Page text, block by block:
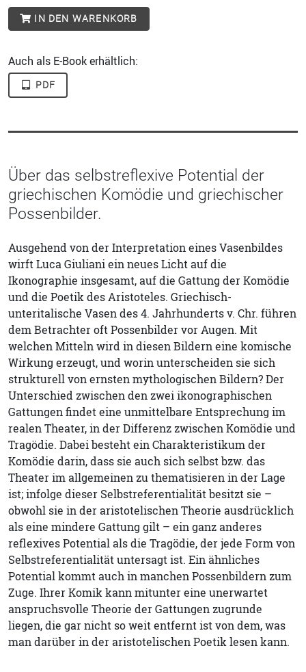
IN DEN WARENKORB
Auch als E-Book erhältlich:
PDF
Über das selbstreflexive Potential der
griechischen Komödie und griechischer
Possenbilder.
Ausgehend von der Interpretation eines Vasenbildes
wirft Luca Giuliani ein neues Licht auf die
Ikonographie insgesamt, auf die Gattung der Komödie
und die Poetik des Aristoteles. Griechisch-
unteritalische Vasen des 4. Jahrhunderts v. Chr. führen
dem Betrachter oft Possenbilder vor Augen. Mit
welchen Mitteln wird in diesen Bildern eine komische
Wirkung erzeugt, und worin unterscheiden sie sich
strukturell von ernsten mythologischen Bildern? Der
Unterschied zwischen den zwei ikonographischen
Gattungen findet eine unmittelbare Entsprechung im
realen Theater, in der Differenz zwischen Komödie und
Tragödie. Dabei besteht ein Charakteristikum der
Komödie darin, dass sie auch sich selbst bzw. das
Theater im allgemeinen zu thematisieren in der Lage
ist; infolge dieser Selbstreferentialität besitzt sie –
obwohl sie in der aristotelischen Theorie ausdrücklich
als eine mindere Gattung gilt – ein ganz anderes
reflexives Potential als die Tragödie, der jede Form von
Selbstreferentialität untersagt ist. Ein ähnliches
Potential kommt auch in manchen Possenbildern zum
Zuge. Ihrer Komik kann mitunter eine unerwartet
anspruchsvolle Theorie der Gattungen zugrunde
liegen, die gar nicht so weit entfernt ist von dem, was
man darüber in der aristotelischen Poetik lesen kann.